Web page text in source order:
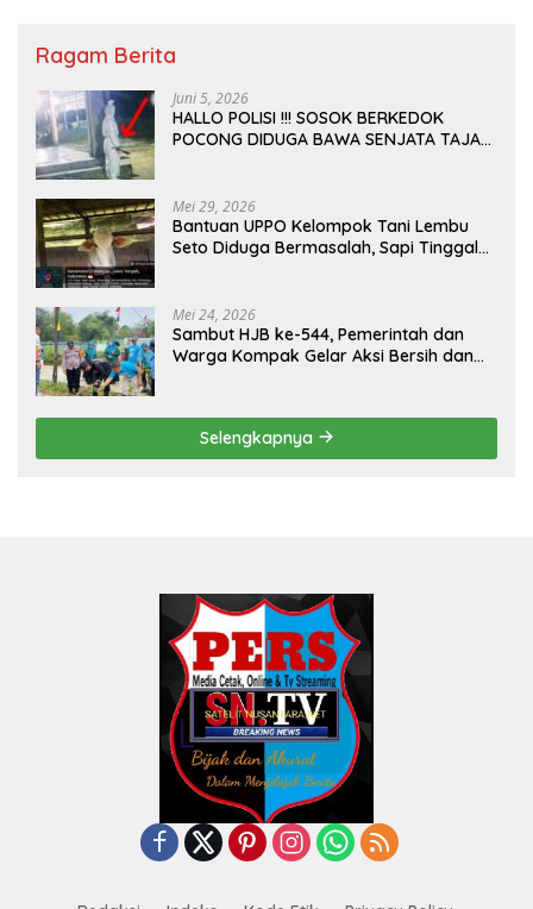
Ragam Berita
Juni 5, 2026
HALLO POLISI !!! SOSOK BERKEDOK
POCONG DIDUGA BAWA SENJATA TAJAM
Mei 29, 2026
Bantuan UPPO Kelompok Tani Lembu
Seto Diduga Bermasalah, Sapi Tinggal
Mei 24, 2026
Sambut HJB ke-544, Pemerintah dan
Warga Kompak Gelar Aksi Bersih dan
Selengkapnya